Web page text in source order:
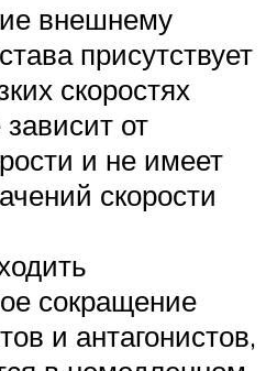
внешнему
присутствует
скоростях
от
и не имеет
скорости
сокращение
и антагонистов,